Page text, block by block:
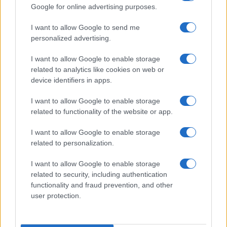
Google for online advertising purposes.
I want to allow Google to send me
personalized advertising.
I want to allow Google to enable storage
related to analytics like cookies on web or
device identifiers in apps.
I want to allow Google to enable storage
related to functionality of the website or app.
I want to allow Google to enable storage
related to personalization.
I want to allow Google to enable storage
related to security, including authentication
functionality and fraud prevention, and other
user protection.
Leone XIV c’ha preso gusto: altro
colpo al regno di Bergoglio
diAlessandro Bonelli